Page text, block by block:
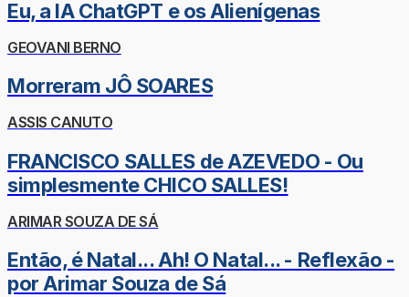
Eu, a IA ChatGPT e os Alienígenas
GEOVANI BERNO
Morreram JÔ SOARES
ASSIS CANUTO
FRANCISCO SALLES de AZEVEDO - Ou
simplesmente CHICO SALLES!
ARIMAR SOUZA DE SÁ
Então, é Natal... Ah! O Natal... - Reflexão -
por Arimar Souza de Sá